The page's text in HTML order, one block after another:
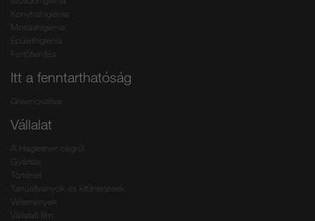
Konyhahigiénia
Mosáshigiénia
Épülethigiénia
Fertőtlenítés
Itt a fenntarthatóság
Greenovative
Vállalat
A Hagleitner cégről
Gyártás
Történet
Tanúsítványok és kitűntetések
Vélemények
Vállalati film